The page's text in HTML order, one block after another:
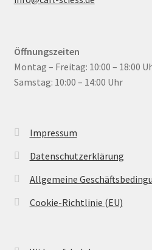
Öffnungszeiten
Montag – Freitag: 10:00 – 18:00
Samstag: 10:00 – 14:00 Uhr
Impressum
Datenschutzerklärung
Allgemeine
Cookie-Richtlinie (EU)